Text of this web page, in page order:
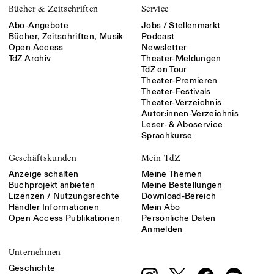
Bücher & Zeitschriften
Abo-Angebote
Bücher, Zeitschriften, Musik
Open Access
TdZ Archiv
Service
Jobs / Stellenmarkt
Podcast
Newsletter
Theater-Meldungen
TdZ on Tour
Theater-Premieren
Theater-Festivals
Theater-Verzeichnis
Autor:innen-Verzeichnis
Leser- & Aboservice
Sprachkurse
Geschäftskunden
Anzeige schalten
Buchprojekt anbieten
Lizenzen / Nutzungsrechte
Händler Informationen
Open Access Publikationen
Mein TdZ
Meine Themen
Meine Bestellungen
Download-Bereich
Mein Abo
Persönliche Daten
Anmelden
Unternehmen
Geschichte